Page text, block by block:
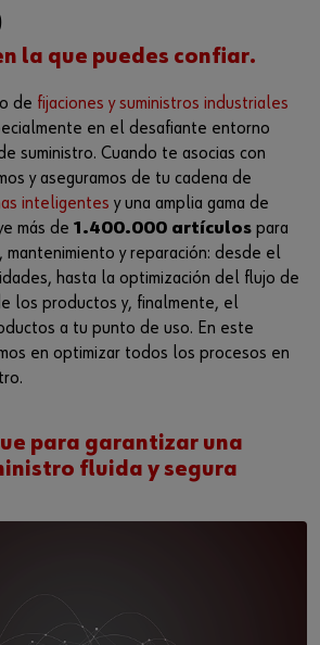
cliente online?
pasos sencillos para usar todas las
empresariales
Registrarse ahora
la que puedes confiar.
de fijaciones y suministros industriales
en el desafiante entorno
suministro. Cuando te asocias con
y aseguramos de tu cadena de
inteligentes y una amplia gama de
más de 1.400.000 artículos para
mantenimiento y reparación: desde el
hasta la optimización del flujo de
los productos y, finalmente, el
a tu punto de uso. En este
en optimizar todos los procesos en
para garantizar una
fluida y segura